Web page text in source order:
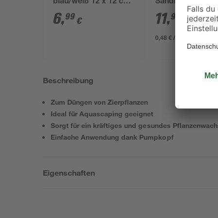
blau/weiß 12 x 12 cm,
für 20 g Tabs
6,99 €
Sandfilteranlagen
1,2 mm 25 kg
11,99 €
0,48 € / Kilogramm
Beschreibung
Zum Düngen von Zierpflanzen
Ideal für Aquascaping geeignet
Sorgt für ein kräftiges und gesundes
Einfache Anwendung dank Pumpkopf
Eigenschaften